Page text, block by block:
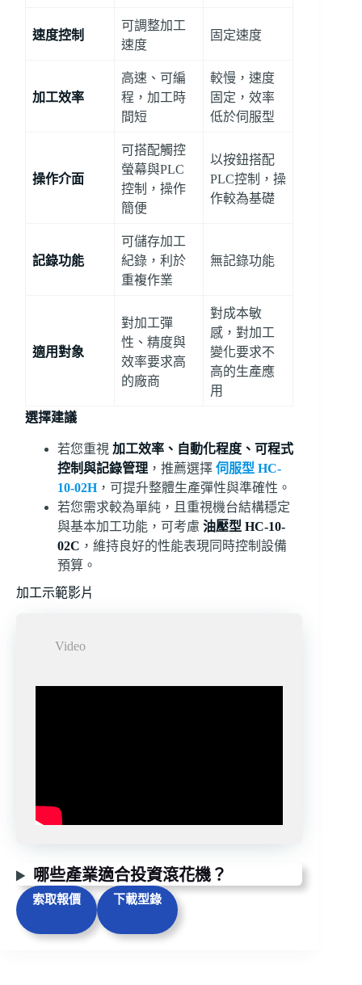
速度控制
可調整加工
速度
固定速度
加工效率
高速、可編
程，加工時
間短
較慢，速度
固定，效率
低於伺服型
操作介面
可搭配觸控
螢幕與PLC
控制，操作
簡便
以按鈕搭配
PLC控制，操
作較為基礎
記錄功能
可儲存加工
紀錄，利於
重複作業
無記錄功能
適用對象
對加工彈
性、精度與
效率要求高
的廠商
對成本敏
感，對加工
變化要求不
高的生產應
用
選擇建議
若您重視 加工效率、自動化程度、可程式
控制與記錄管理，推薦選擇 伺服型 HC-
10-02H，可提升整體生產彈性與準確性。
若您需求較為單純，且重視機台結構穩定
與基本加工功能，可考慮 油壓型 HC-10-
02C ，維持良好的性能表現同時控制設備
預算。
加工示範影片
Video
哪些產業適合投資滾花機？
索取報價 下載型錄